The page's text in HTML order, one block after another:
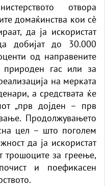
отвора
домаќинства кои сè
да ја искористат
добијат до 30.000
од направените
гас или за
на мерката
а средствата ќе
„прв дојден – прв
Продолжувањето
цел – што поголем
да ја искористат
трошоците за греење,
и поефикасен